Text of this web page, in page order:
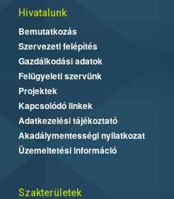
Hivatalunk
Bemutatkozás
Szervezeti felépítés
Gazdálkodási adatok
Felügyeleti szervünk
Projektek
Kapcsolódó linkek
Adatkezelési tájékoztató
Akadálymentességi nyilatkozat
Üzemeltetési információ
Szakterületek